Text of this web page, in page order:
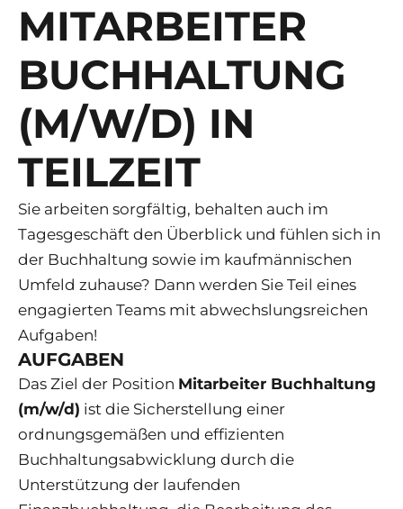
MITARBEITER
BUCHHALTUNG
(M/W/D) IN
TEILZEIT
Sie arbeiten sorgfältig, behalten auch im
Tagesgeschäft den Überblick und fühlen sich in
der Buchhaltung sowie im kaufmännischen
Umfeld zuhause? Dann werden Sie Teil eines
engagierten Teams mit abwechslungsreichen
Aufgaben!
AUFGABEN
Das Ziel der Position Mitarbeiter Buchhaltung
(m/w/d) ist die Sicherstellung einer
ordnungsgemäßen und effizienten
Buchhaltungsabwicklung durch die
Unterstützung der laufenden